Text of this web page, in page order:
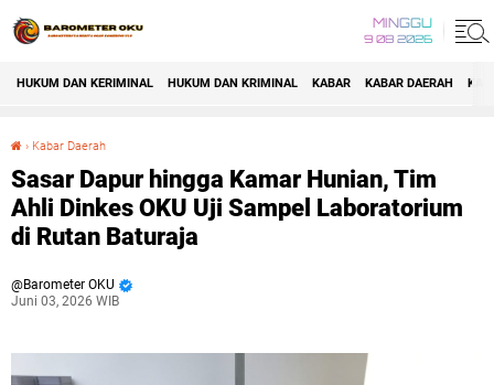
MINGGU
9 08 2026
HUKUM DAN KERIMINAL HUKUM DAN KRIMINAL KABAR KABAR DAERAH
› Kabar Daerah
Sasar Dapur hingga Kamar Hunian, Tim
Ahli Dinkes OKU Uji Sampel Laboratorium
di Rutan Baturaja
Barometer OKU
Juni 03, 2026 WIB